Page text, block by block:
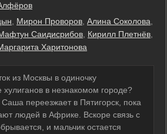
Мирон Проворов Алина Соколова
Саидисрибов Кирилл Плетнёв
Харитонова
из Москвы в одиночку
хулиганов в незнакомом городе?
переезжает в Пятигорск, пока
людей в Африке. Вскоре связь с
и мальчик остается